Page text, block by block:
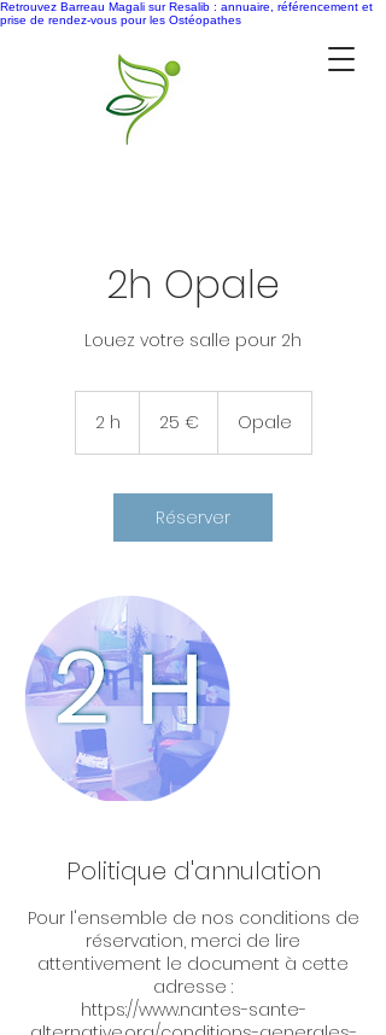
Retrouvez Barreau Magali sur Resalib : annuaire, référencement et
prise de rendez-vous pour les Ostéopathes
2h Opale
Louez votre salle pour 2h
2 h 25 € Opale
Réserver
Politique d'annulation
Pour l'ensemble de nos conditions de
réservation, merci de lire
attentivement le document à cette
adresse :
https://www.nantes-sante-